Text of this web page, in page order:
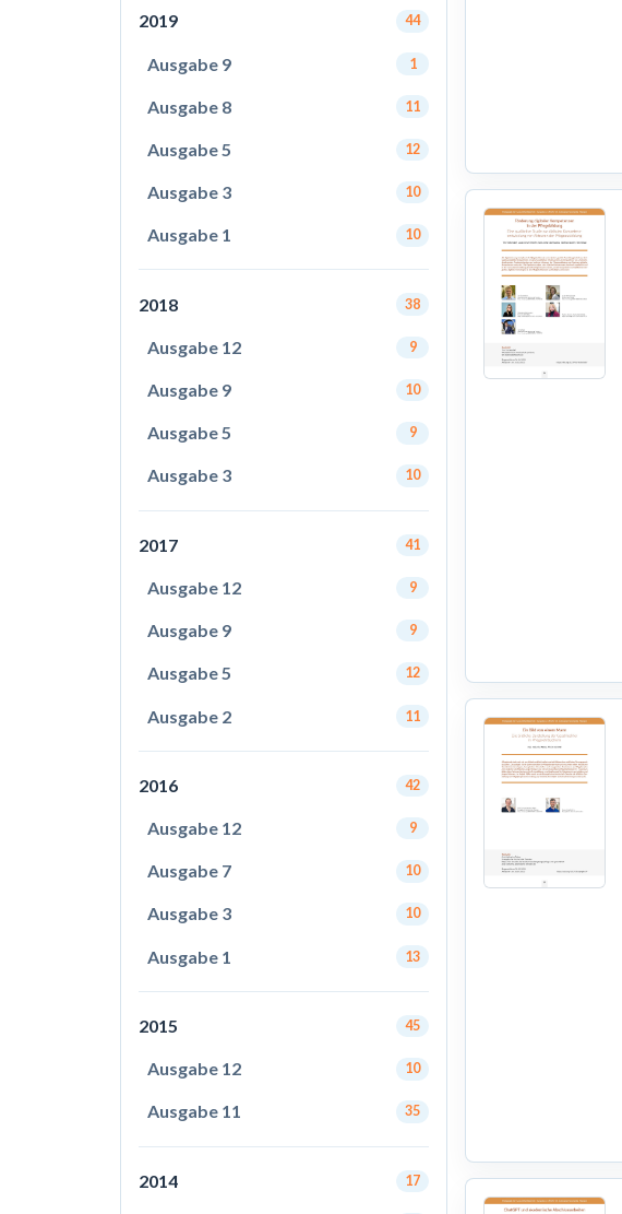
2019 44
Ausgabe 9 1
Ausgabe 8 11
Ausgabe 5 12
Ausgabe 3 10
Ausgabe 1 10
2018 38
Ausgabe 12 9
Ausgabe 9 10
Ausgabe 5 9
Ausgabe 3 10
2017 41
Ausgabe 12 9
Ausgabe 9 9
Ausgabe 5 12
Ausgabe 2 11
2016 42
Ausgabe 12 9
Ausgabe 7 10
Ausgabe 3 10
Ausgabe 1 13
2015 45
Ausgabe 12 10
Ausgabe 11 35
2014 17